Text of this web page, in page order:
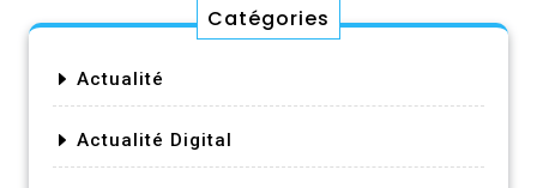
Catégories
Actualité
Actualité Digital